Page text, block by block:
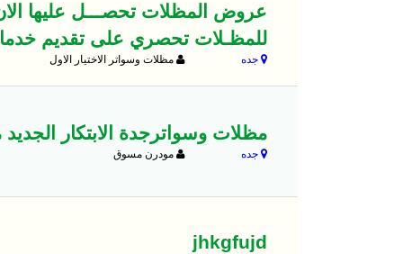
عروض المظلات تحصـــل عليها
للمظـلات تحصري على تقديم خدمات
جده مظلات وسواتر الاختيار الاول
مظلات وسواترجدة الابتكار الجديد مظلاتي0114996351 مظلات
جده مودرن مسوق
jhkgfujd